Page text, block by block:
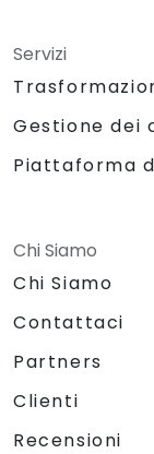
Servizi
Gestione dei
Piattaforma
Chi Siamo
Chi Siamo
Contattaci
Partners
Clienti
Recensioni